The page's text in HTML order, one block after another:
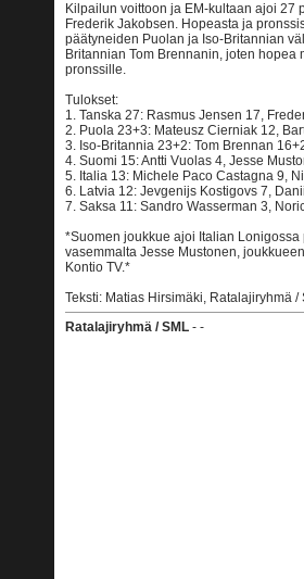
Kilpailun voittoon ja EM-kultaan ajoi 27
Frederik Jakobsen. Hopeasta ja
päätyneiden Puolan ja Iso-Britannian
Britannian Tom Brennanin, joten
pronssille.
Tulokset:
1. Tanska 27: Rasmus Jensen 17,
2. Puola 23+3: Mateusz Cierniak 12,
3. Iso-Britannia 23+2: Tom Brennan
4. Suomi 15: Antti Vuolas 4, Jesse
5. Italia 13: Michele Paco Castagna 9,
6. Latvia 12: Jevgenijs Kostigovs 7,
7. Saksa 11: Sandro Wasserman 3,
*Suomen joukkue ajoi Italian
vasemmalta Jesse Mustonen,
Kontio TV.*
Teksti: Matias Hirsimäki, Ratalajiryhmä /
Ratalajiryhmä / SML - -